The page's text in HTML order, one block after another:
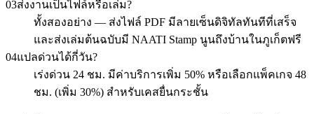
03ส่งงานเป็นไฟล์หรือเล่ม?
ทั้งสองอย่าง — ส่งไฟล์ PDF มีลายเซ็นดิจิทัลทันทีที่เสร็จ
และส่งเล่มต้นฉบับมี NAATI Stamp นูนถึงบ้านในภูเก็ตฟรี
04แปลด่วนได้กี่วัน?
เร่งด่วน 24 ชม. มีค่าบริการเพิ่ม 50% หรือเลือกแพ็คเกจ 48
ชม. (เพิ่ม 30%) สำหรับเคสยื่นกระชั้น